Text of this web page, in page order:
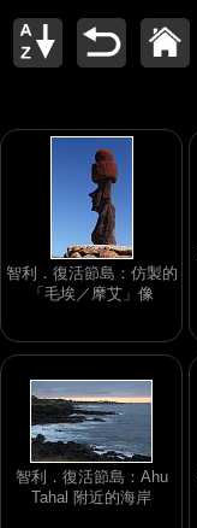
智利．復活節島：仿製的
「毛埃／摩艾」像
智利．復活節島：Ahu
Tahal 附近的海岸